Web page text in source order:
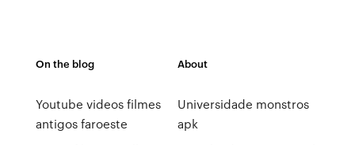
On the blog
Youtube videos filmes
antigos faroeste
About
Universidade monstros
apk